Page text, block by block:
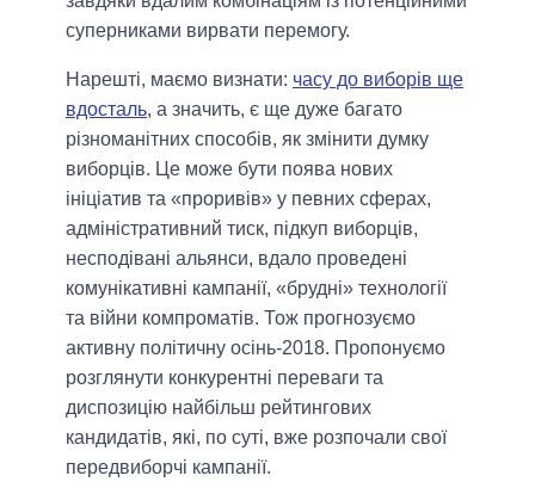
суперниками вирвати перемогу.
Нарешті, маємо визнати: часу до виборів ще
вдосталь, а значить, є ще дуже багато
різноманітних способів, як змінити думку
виборців. Це може бути поява нових
ініціатив та «проривів» у певних сферах,
адміністративний тиск, підкуп виборців,
несподівані альянси, вдало проведені
комунікативні кампанії, «брудні» технології
та війни компроматів. Тож прогнозуємо
активну політичну осінь-2018. Пропонуємо
розглянути конкурентні переваги та
диспозицію найбільш рейтингових
кандидатів, які, по суті, вже розпочали свої
передвиборчі кампанії.